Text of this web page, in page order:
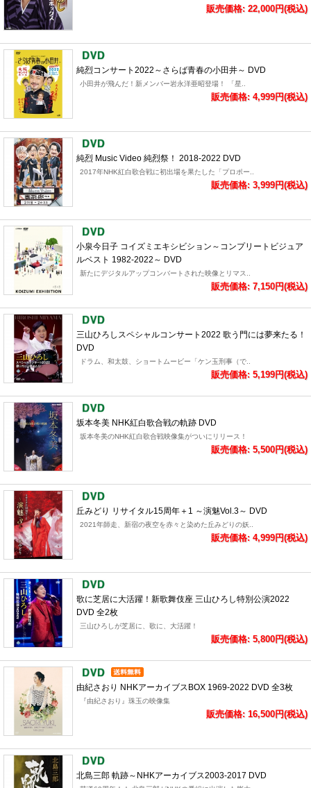
販売価格: 22,000円(税込)
純烈コンサート2022～さらば青春の小田井～ DVD
小田井が飛んだ！新メンバー岩永洋亜昭登場！ 「星..
販売価格: 4,999円(税込)
純烈 Music Video 純烈祭！ 2018-2022 DVD
2017年NHK紅白歌合戦に初出場を果たした「プロポー..
販売価格: 3,999円(税込)
小泉今日子 コイズミエキシビション～コンプリートビジュア
ルベスト 1982-2022～ DVD
新たにデジタルアップコンバートされた映像とリマス..
販売価格: 7,150円(税込)
三山ひろしスペシャルコンサート2022 歌う門には夢来たる！
DVD
ドラム、和太鼓、ショートムービー「ケン玉刑事（で..
販売価格: 5,199円(税込)
坂本冬美 NHK紅白歌合戦の軌跡 DVD
坂本冬美のNHK紅白歌合戦映像集がついにリリース！
販売価格: 5,500円(税込)
丘みどり リサイタル15周年＋1 ～演魅Vol.3～ DVD
2021年師走、新宿の夜空を赤々と染めた丘みどりの妖..
販売価格: 4,999円(税込)
歌に芝居に大活躍！新歌舞伎座 三山ひろし特別公演2022
DVD 全2枚
三山ひろしが芝居に、歌に、大活躍！
販売価格: 5,800円(税込)
由紀さおり NHKアーカイブスBOX 1969-2022 DVD 全3枚
『由紀さおり』珠玉の映像集
販売価格: 16,500円(税込)
北島三郎 軌跡～NHKアーカイブス2003-2017 DVD